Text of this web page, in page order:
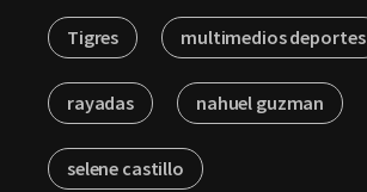
Tigres multimedios deportes
rayadas nahuel guzman
selene castillo